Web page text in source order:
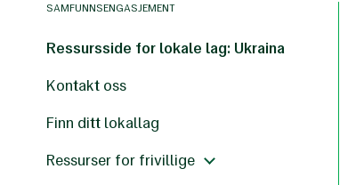
SAMFUNNSENGASJEMENT
Ressursside for lokale lag: Ukraina
Kontakt oss
Finn ditt lokallag
Ressurser for frivillige